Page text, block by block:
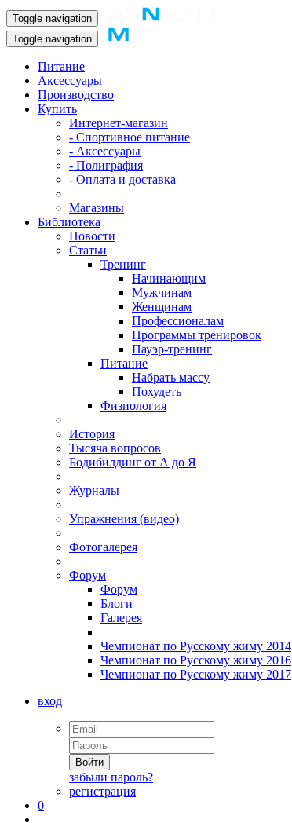
Toggle navigation
Toggle navigation
Питание
Аксессуары
Производство
Купить
Интернет-магазин
- Спортивное питание
- Аксессуары
- Полиграфия
- Оплата и доставка
Магазины
Библиотека
Новости
Статьи
Тренинг
Начинающим
Мужчинам
Женщинам
Профессионалам
Программы тренировок
Пауэр-тренинг
Питание
Набрать массу
Похудеть
Физиология
История
Тысяча вопросов
Бодибилдинг от А до Я
Журналы
Упражнения (видео)
Фотогалерея
Форум
Форум
Блоги
Галерея
Чемпионат по Русскому жиму 2014
Чемпионат по Русскому жиму 2016
Чемпионат по Русскому жиму 2017
вход
Войти
забыли пароль?
регистрация
0